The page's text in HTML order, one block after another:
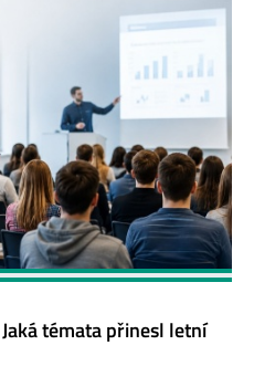
témata přinesl letní